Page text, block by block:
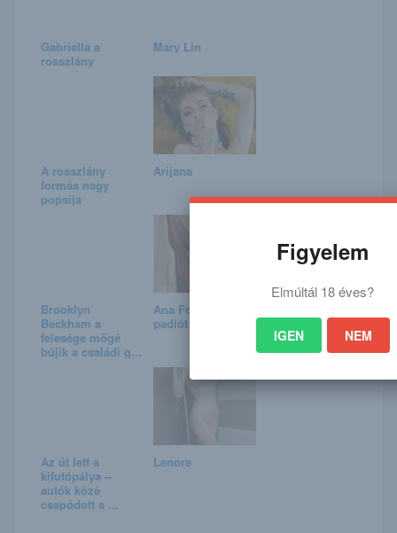
Gabriella a
rosszlány
Mary Lin
A rosszlány
formás nagy
popsija
Arijana
Brooklyn
Beckham a
felesége mögé
bújik a családi g...
Ana Foxxxtól
padlót fogsz!
Az út lett a
kifutópálya –
autók közé
csapódott a ...
Lenore
Figyelem
Elmúltál 18 éves?
IGEN NEM